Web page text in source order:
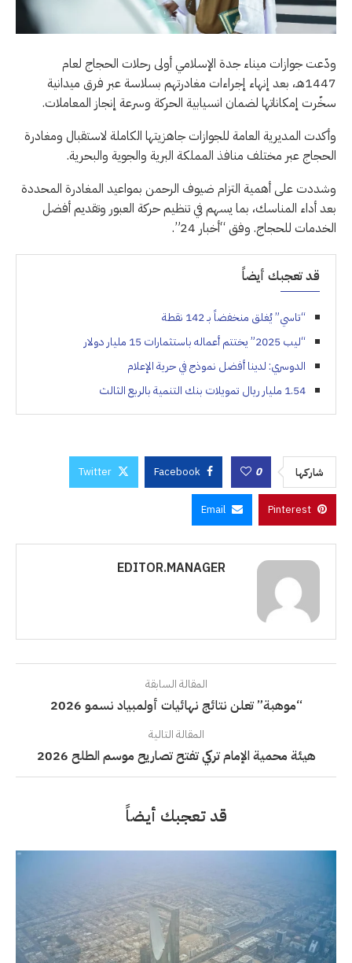
ودّعت جوازات ميناء جدة الإسلامي أولى رحلات الحجاج لعام
1447هـ، بعد إنهاء إجراءات مغادرتهم بسلاسة عبر فرق ميدانية
سخّرت إمكاناتها لضمان انسيابية الحركة وسرعة إنجاز المعاملات.
وأكدت المديرية العامة للجوازات جاهزيتها الكاملة لاستقبال ومغادرة
الحجاج عبر مختلف منافذ المملكة البرية والجوية والبحرية.
وشددت على أهمية التزام ضيوف الرحمن بمواعيد المغادرة المحددة
بعد أداء المناسك، بما يسهم في تنظيم حركة العبور وتقديم أفضل
الخدمات للحجاج. وفق “أخبار 24”.
قد تعجبك أيضاً
“تاسي” يُغلق منخفضاً بـ 142 نقطة
“ليب 2025” يختتم أعماله باستثمارات 15 مليار دولار
الدوسري: لدينا أفضل نموذج في حرية الإعلام
1.54 مليار ريال تمويلات بنك التنمية بالربع الثالث
شاركها 0
Facebook
Twitter
Pinterest
Email
EDITOR.MANAGER
المقالة السابقة
“موهبة” تعلن نتائج نهائيات أولمبياد نسمو 2026
المقالة التالية
هيئة محمية الإمام تركي تفتح تصاريح موسم الطلح 2026
قد تعجبك أيضاً